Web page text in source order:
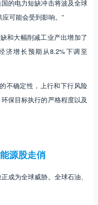
的电力短缺冲击将波及全球
可能会受到影响。”
和大幅削减工业产出增加了
济增长预期从8.2%下调至
不确定性，上行和下行风险
保目标执行的严格程度以及
源股走俏
成为全球威胁。全球石油、